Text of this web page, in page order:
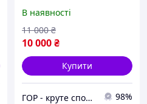
пластиковим дном
В наявності
10 000₴
11 000 ₴
Купити
ГОР - круте спорядження для рафтингу та водного туризму 98%